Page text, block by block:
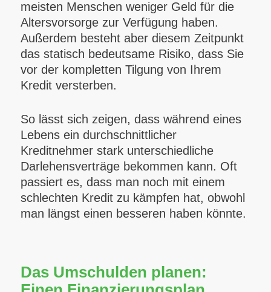
meisten Menschen weniger Geld für die
Altersvorsorge zur Verfügung haben.
Außerdem besteht aber diesem Zeitpunkt
das statisch bedeutsame Risiko, dass Sie
vor der kompletten Tilgung von Ihrem
Kredit versterben.
So lässt sich zeigen, dass während eines
Lebens ein durchschnittlicher
Kreditnehmer stark unterschiedliche
Darlehensverträge bekommen kann. Oft
passiert es, dass man noch mit einem
schlechten Kredit zu kämpfen hat, obwohl
man längst einen besseren haben könnte.
Das Umschulden planen: